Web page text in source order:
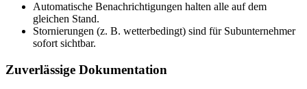
Automatische Benachrichtigungen halten alle auf dem
gleichen Stand.
Stornierungen (z. B. wetterbedingt) sind für Subunternehmer
sofort sichtbar.
Zuverlässige Dokumentation